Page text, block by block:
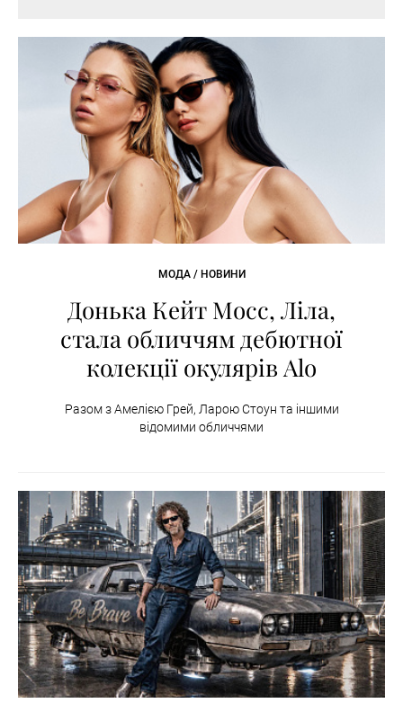
МОДА / НОВИНИ
Донька Кейт Мосс, Ліла,
стала обличчям дебютної
колекції окулярів Alo
Разом з Амелією Грей, Ларою Стоун та іншими
відомими обличчями